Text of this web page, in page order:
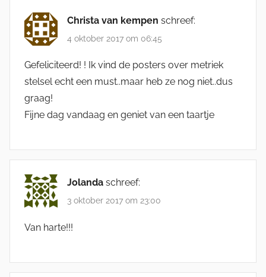
Christa van kempen schreef:
4 oktober 2017 om 06:45
Gefeliciteerd! ! Ik vind de posters over metriek
stelsel echt een must..maar heb ze nog niet..dus
graag!
Fijne dag vandaag en geniet van een taartje
Jolanda schreef:
3 oktober 2017 om 23:00
Van harte!!!